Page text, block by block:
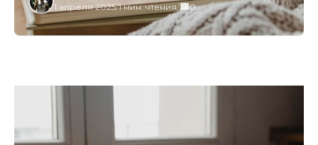
1 апреля 2025/1 мин. чтения/ 0